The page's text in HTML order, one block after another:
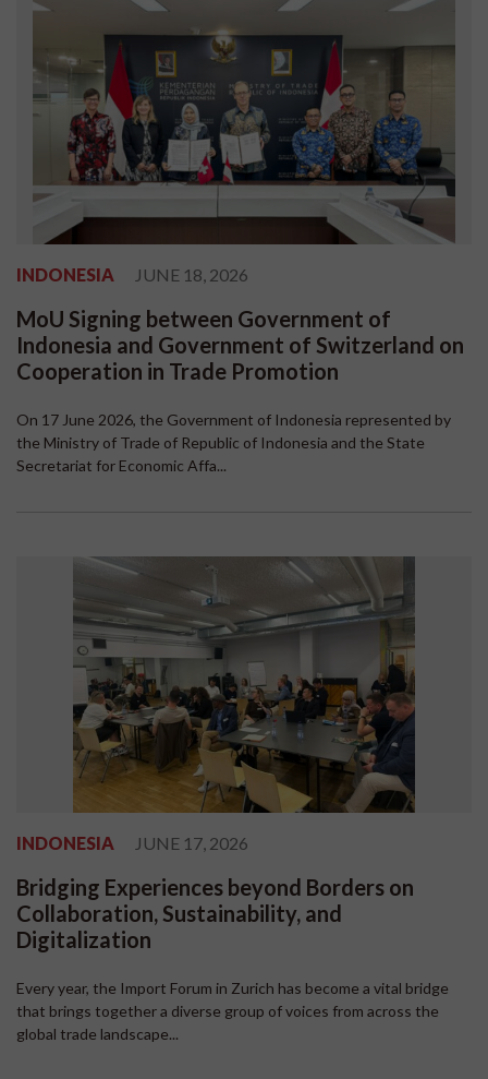
INDONESIA JUNE 18, 2026
MoU Signing between Government of
Indonesia and Government of Switzerland on
Cooperation in Trade Promotion
On 17 June 2026, the Government of Indonesia represented by
the Ministry of Trade of Republic of Indonesia and the State
Secretariat for Economic Affa...
INDONESIA JUNE 17, 2026
Bridging Experiences beyond Borders on
Collaboration, Sustainability, and
Digitalization
Every year, the Import Forum in Zurich has become a vital bridge
that brings together a diverse group of voices from across the
global trade landscape...